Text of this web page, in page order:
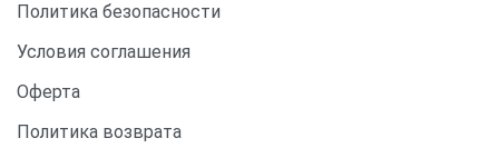
Политика безопасности
Условия соглашения
Оферта
Политика возврата